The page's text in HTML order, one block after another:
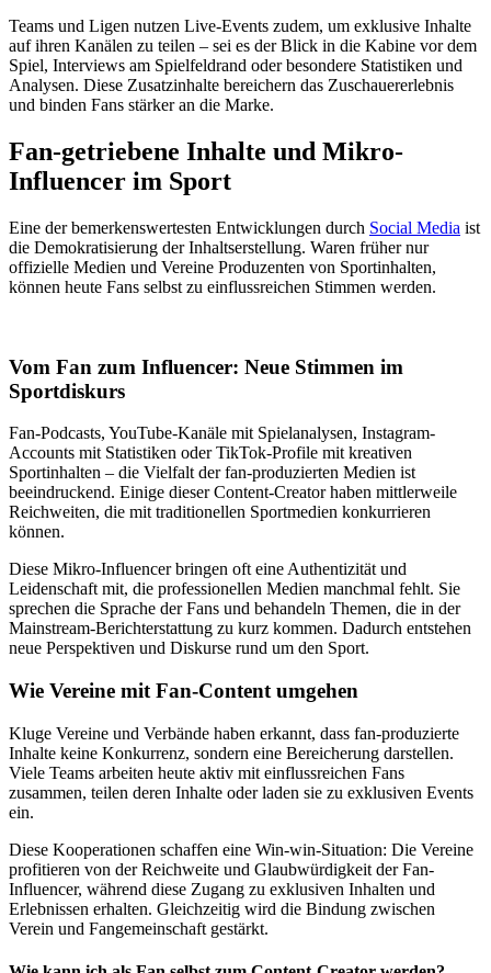
Teams und Ligen nutzen Live-Events zudem, um exklusive Inhalte
auf ihren Kanälen zu teilen – sei es der Blick in die Kabine vor dem
Spiel, Interviews am Spielfeldrand oder besondere Statistiken und
Analysen. Diese Zusatzinhalte bereichern das Zuschauererlebnis
und binden Fans stärker an die Marke.
Fan-getriebene Inhalte und Mikro-
Influencer im Sport
Eine der bemerkenswertesten Entwicklungen durch Social Media ist
die Demokratisierung der Inhaltserstellung. Waren früher nur
offizielle Medien und Vereine Produzenten von Sportinhalten,
können heute Fans selbst zu einflussreichen Stimmen werden.
Vom Fan zum Influencer: Neue Stimmen im
Sportdiskurs
Fan-Podcasts, YouTube-Kanäle mit Spielanalysen, Instagram-
Accounts mit Statistiken oder TikTok-Profile mit kreativen
Sportinhalten – die Vielfalt der fan-produzierten Medien ist
beeindruckend. Einige dieser Content-Creator haben mittlerweile
Reichweiten, die mit traditionellen Sportmedien konkurrieren
können.
Diese Mikro-Influencer bringen oft eine Authentizität und
Leidenschaft mit, die professionellen Medien manchmal fehlt. Sie
sprechen die Sprache der Fans und behandeln Themen, die in der
Mainstream-Berichterstattung zu kurz kommen. Dadurch entstehen
neue Perspektiven und Diskurse rund um den Sport.
Wie Vereine mit Fan-Content umgehen
Kluge Vereine und Verbände haben erkannt, dass fan-produzierte
Inhalte keine Konkurrenz, sondern eine Bereicherung darstellen.
Viele Teams arbeiten heute aktiv mit einflussreichen Fans
zusammen, teilen deren Inhalte oder laden sie zu exklusiven Events
ein.
Diese Kooperationen schaffen eine Win-win-Situation: Die Vereine
profitieren von der Reichweite und Glaubwürdigkeit der Fan-
Influencer, während diese Zugang zu exklusiven Inhalten und
Erlebnissen erhalten. Gleichzeitig wird die Bindung zwischen
Verein und Fangemeinschaft gestärkt.